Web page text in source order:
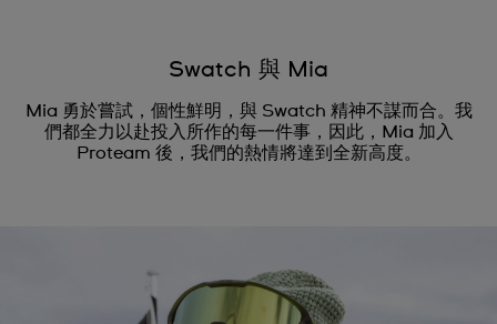
Swatch 與 Mia
Mia 勇於嘗試，個性鮮明，與 Swatch 精神不謀而合。我
們都全力以赴投入所作的每一件事，因此，Mia 加入
Proteam 後，我們的熱情將達到全新高度。